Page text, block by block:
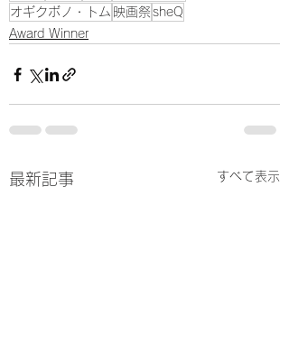
オギクボノ・トム 映画祭 sheQ
Award Winner
最新記事 すべて表示